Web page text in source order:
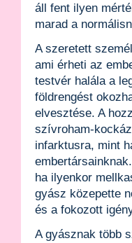
áll fent ilyen
marad a
A szeretett
ami érheti az
testvér halála a
földrengést
elvesztése. A
szívroham-
infarktusra, mint
ha ilyenkor
gyász közepette
és a fokozott
A gyásznak több